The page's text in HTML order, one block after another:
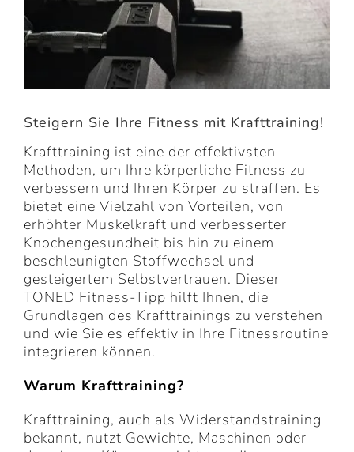
Steigern Sie Ihre Fitness mit Krafttraining!
Krafttraining ist eine der effektivsten
Methoden, um Ihre körperliche Fitness zu
verbessern und Ihren Körper zu straffen. Es
bietet eine Vielzahl von Vorteilen, von
erhöhter Muskelkraft und verbesserter
Knochengesundheit bis hin zu einem
beschleunigten Stoffwechsel und
gesteigertem Selbstvertrauen. Dieser
TONED Fitness-Tipp hilft Ihnen, die
Grundlagen des Krafttrainings zu verstehen
und wie Sie es effektiv in Ihre Fitnessroutine
integrieren können.
Warum Krafttraining?
Krafttraining, auch als Widerstandstraining
bekannt, nutzt Gewichte, Maschinen oder